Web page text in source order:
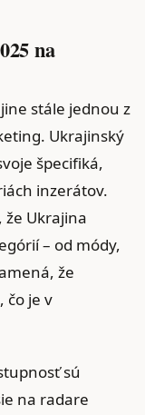
na
stále jednou z
Ukrajinský
špecifiká,
inzerátov.
že Ukrajina
– od módy,
že
čo je v
sú
na radare